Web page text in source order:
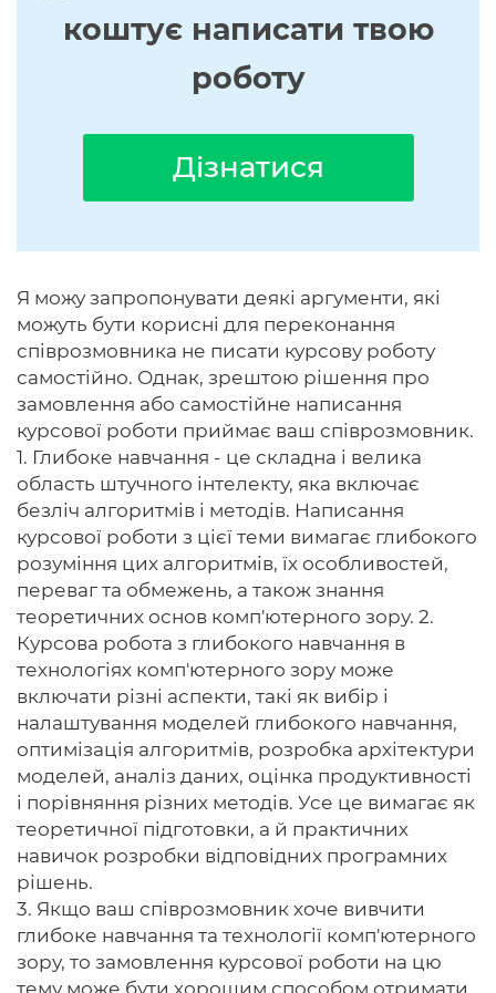
коштує написати твою
роботу
Дізнатися
Я можу запропонувати деякі аргументи, які
можуть бути корисні для переконання
співрозмовника не писати курсову роботу
самостійно. Однак, зрештою рішення про
замовлення або самостійне написання
курсової роботи приймає ваш співрозмовник.
1. Глибоке навчання - це складна і велика
область штучного інтелекту, яка включає
безліч алгоритмів і методів. Написання
курсової роботи з цієї теми вимагає глибокого
розуміння цих алгоритмів, їх особливостей,
переваг та обмежень, а також знання
теоретичних основ комп'ютерного зору. 2.
Курсова робота з глибокого навчання в
технологіях комп'ютерного зору може
включати різні аспекти, такі як вибір і
налаштування моделей глибокого навчання,
оптимізація алгоритмів, розробка архітектури
моделей, аналіз даних, оцінка продуктивності
і порівняння різних методів. Усе це вимагає як
теоретичної підготовки, а й практичних
навичок розробки відповідних програмних
рішень.
3. Якщо ваш співрозмовник хоче вивчити
глибоке навчання та технології комп'ютерного
зору, то замовлення курсової роботи на цю
тему може бути хорошим способом отримати